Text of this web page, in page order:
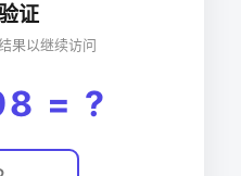
证
果以继续访问
= ?